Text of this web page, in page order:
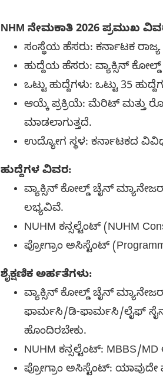
NHM ನೇಮಕಾತಿ 2026 ಪ್ರಮುಖ
ಸಂಸ್ಥೆಯ ಹೆಸರು: ಕರ್ನಾಟಕ
ಹುದ್ದೆಯ ಹೆಸರು: ವ್ಯಾಕ್ಸಿನ್
ಒಟ್ಟು ಹುದ್ದೆಗಳು: ಒಟ್ಟು 35
ಆಯ್ಕೆ ಪ್ರಕ್ರಿಯೆ: ಮೆರಿಟ್ ಮತ್ತು
ಮಾಡಲಾಗುತ್ತದೆ.
ಉದ್ಯೋಗ ಸ್ಥಳ: ಕರ್ನಾಟಕದ
ಹುದ್ದೆಗಳ ವಿವರ:
ವ್ಯಾಕ್ಸಿನ್ ಕೋಲ್ಡ್ ಚೈನ್ ಮ್ಯಾನೇಜರ್
ಲಭ್ಯವಿವೆ.
NUHM ಕನ್ಸಲ್ಟೆಂಟ್ (NUHM
ಪ್ರೋಗ್ರಾಂ ಅಸಿಸ್ಟೆಂಟ್
ಶೈಕ್ಷಣಿಕ ಅರ್ಹತೆಗಳು:
ವ್ಯಾಕ್ಸಿನ್ ಕೋಲ್ಡ್ ಚೈನ್
ಫಾರ್ಮಸಿ/ಡಿ-ಫಾರ್ಮಸಿ/ಲೈಫ್
ಹೊಂದಿರಬೇಕು.
NUHM ಕನ್ಸಲ್ಟೆಂಟ್: MBBS/
ಪ್ರೋಗ್ರಾಂ ಅಸಿಸ್ಟೆಂಟ್: